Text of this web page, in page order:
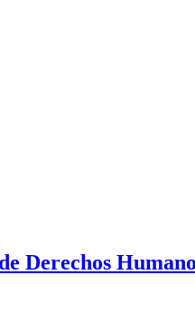
Derechos